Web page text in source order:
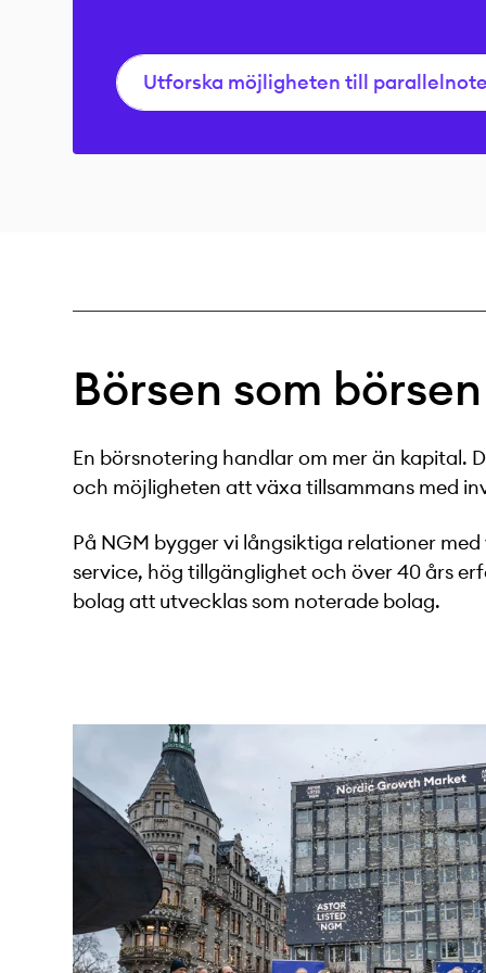
Utforska möjligheten till
Börsen som
En börsnotering handlar om mer än kapital.
och möjligheten att växa tillsammans med
På NGM bygger vi långsiktiga relationer
service, hög tillgänglighet och över 40 års
bolag att utvecklas som noterade bolag.